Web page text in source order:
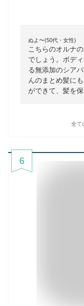
ぬよ〜(50代・女性)
こちらのオルナ
でしょう。ボデ
る無添加のシア
んのまとめ髪に
ができて、髪を保
全て
6